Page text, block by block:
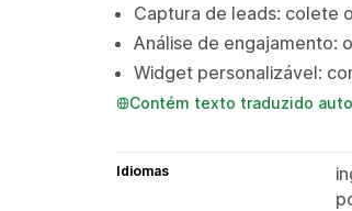
Captura de leads: colete
Análise de engajamento:
Widget personalizável:
Contém texto traduzido
Idiomas